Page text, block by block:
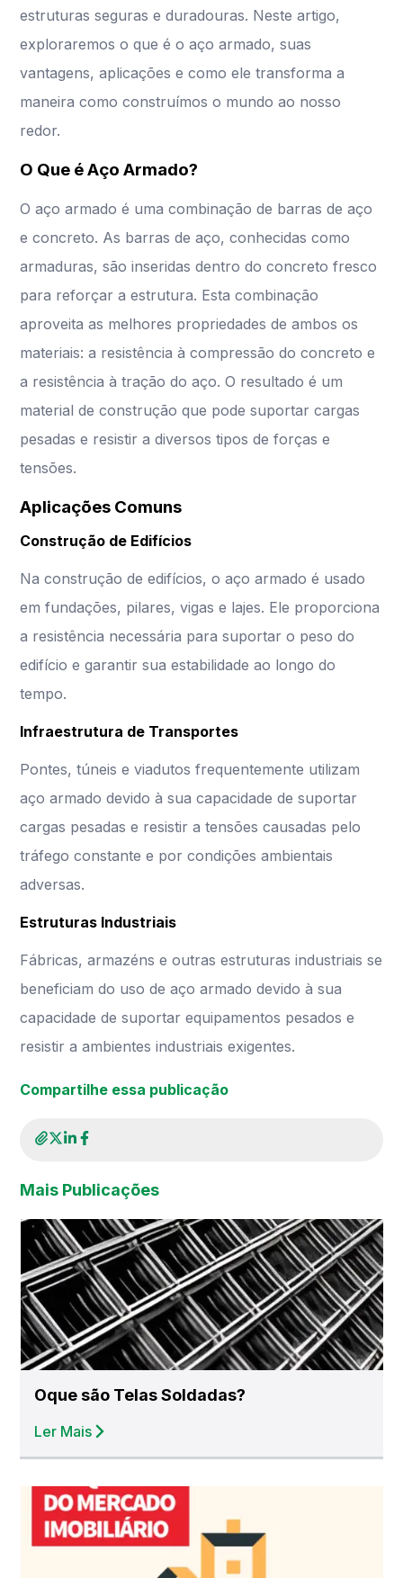
estruturas seguras e duradouras. Neste artigo,
exploraremos o que é o aço armado, suas
vantagens, aplicações e como ele transforma a
maneira como construímos o mundo ao nosso
redor.
O Que é Aço Armado?
O aço armado é uma combinação de barras de aço
e concreto. As barras de aço, conhecidas como
armaduras, são inseridas dentro do concreto fresco
para reforçar a estrutura. Esta combinação
aproveita as melhores propriedades de ambos os
materiais: a resistência à compressão do concreto e
a resistência à tração do aço. O resultado é um
material de construção que pode suportar cargas
pesadas e resistir a diversos tipos de forças e
tensões.
Aplicações Comuns
Construção de Edifícios
Na construção de edifícios, o aço armado é usado
em fundações, pilares, vigas e lajes. Ele proporciona
a resistência necessária para suportar o peso do
edifício e garantir sua estabilidade ao longo do
tempo.
Infraestrutura de Transportes
Pontes, túneis e viadutos frequentemente utilizam
aço armado devido à sua capacidade de suportar
cargas pesadas e resistir a tensões causadas pelo
tráfego constante e por condições ambientais
adversas.
Estruturas Industriais
Fábricas, armazéns e outras estruturas industriais se
beneficiam do uso de aço armado devido à sua
capacidade de suportar equipamentos pesados e
resistir a ambientes industriais exigentes.
Compartilhe essa publicação
Mais Publicações
Oque são Telas Soldadas?
Ler Mais